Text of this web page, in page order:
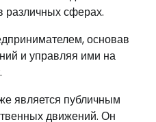
различных сферах.
основав
и управляя ими на
является публичным
движений. Он